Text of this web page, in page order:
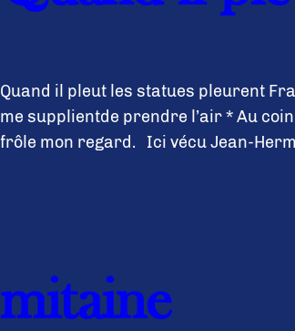
Quand il pleut les statues pleurent
me supplientde prendre l’air * Au
frôle mon regard. Ici vécu Jean-
mitaine